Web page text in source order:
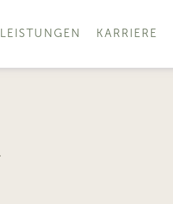
LEISTUNGEN KARRIERE